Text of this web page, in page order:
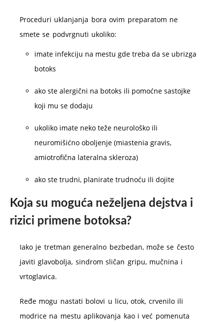
Proceduri uklanjanja bora ovim preparatom ne
smete se podvrgnuti ukoliko:
imate infekciju na mestu gde treba da se ubrizga
botoks
ako ste alergični na botoks ili pomoćne sastojke
koji mu se dodaju
ukoliko imate neko teže neurološko ili
neuromišićno oboljenje (miastenia gravis,
amiotrofična lateralna skleroza)
ako ste trudni, planirate trudnoću ili dojite
Koja su moguća neželjena dejstva i
rizici primene botoksa?
Iako je tretman generalno bezbedan, može se često
javiti glavobolja, sindrom sličan gripu, mučnina i
vrtoglavica.
Ređe mogu nastati bolovi u licu, otok, crvenilo ili
modrice na mestu aplikovanja kao i već pomenuta